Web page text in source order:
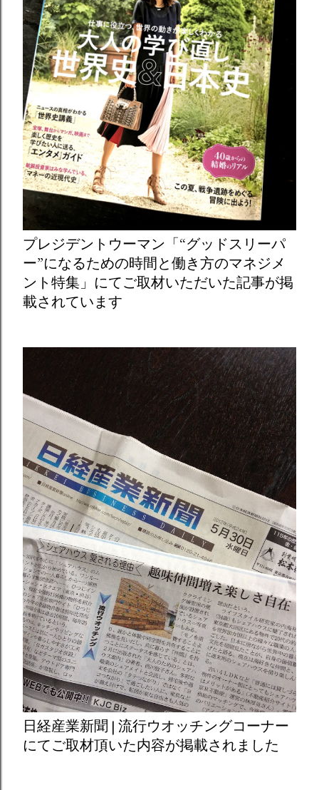
プレジデントウーマン「“グッドスリーパ
ー”になるための時間と働き方のマネジメ
ント特集」にてご取材いただいた記事が掲
載されています
日経産業新聞 | 流行ウオッチングコーナー
にてご取材頂いた内容が掲載されました